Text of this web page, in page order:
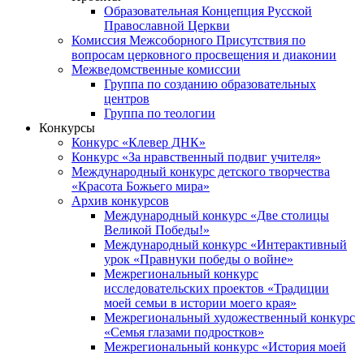
Образовательная Концепция Русской
Православной Церкви
Комиссия Межсоборного Присутствия по
вопросам церковного просвещения и диаконии
Межведомственные комиссии
Группа по созданию образовательных
центров
Группа по теологии
Конкурсы
Конкурс «Клевер ДНК»
Конкурс «За нравственный подвиг учителя»
Международный конкурс детского творчества
«Красота Божьего мира»
Архив конкурсов
Международный конкурс «Две столицы
Великой Победы!»
Международный конкурс «Интерактивный
урок «Правнуки победы о войне»
Межрегиональный конкурс
исследовательских проектов «Традиции
моей семьи в истории моего края»
Межрегиональный художественный конкурс
«Семья глазами подростков»
Межрегиональный конкурс «История моей